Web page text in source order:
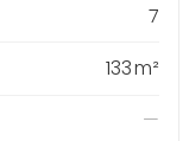
7
133 m²